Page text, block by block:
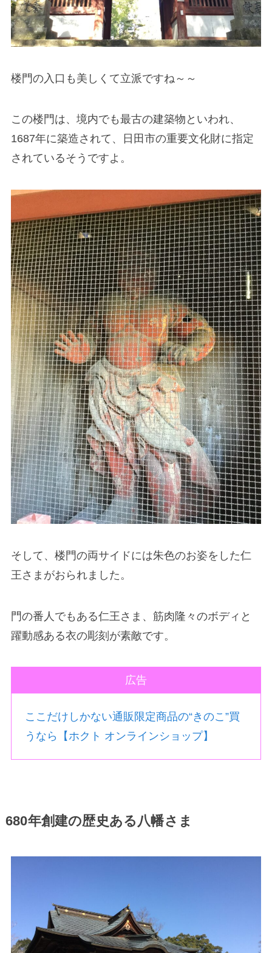
楼門の入口も美しくて立派ですね～～
この楼門は、境内でも最古の建築物といわれ、
1687年に築造されて、日田市の重要文化財に指定
されているそうですよ。
そして、楼門の両サイドには朱色のお姿をした仁
王さまがおられました。
門の番人でもある仁王さま、筋肉隆々のボディと
躍動感ある衣の彫刻が素敵です。
広告
ここだけしかない通販限定商品の“きのこ”買
うなら【ホクト オンラインショップ】
680年創建の歴史ある八幡さま